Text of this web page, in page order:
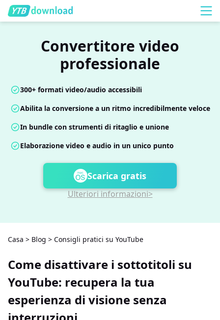
Convertitore video
professionale
300+ formati video/audio accessibili
Abilita la conversione a un ritmo incredibilmente veloce
In bundle con strumenti di ritaglio e unione
Elaborazione video e audio in un unico punto
Scarica gratis
Ulteriori informazioni>
Casa > Blog > Consigli pratici su YouTube
Come disattivare i sottotitoli su
YouTube: recupera la tua
esperienza di visione senza